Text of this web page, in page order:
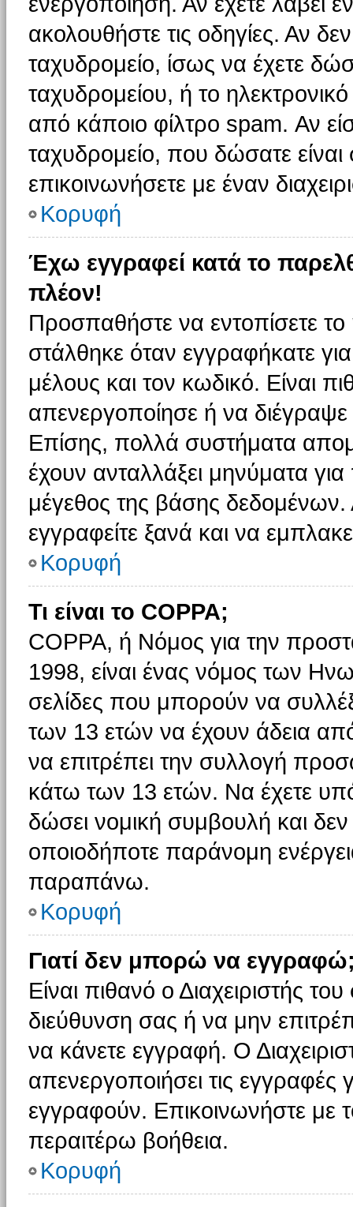
ακολουθήστε τις οδηγίες. Αν
ταχυδρομείο, ίσως να έχετε
ταχυδρομείου, ή το
από κάποιο φίλτρο spam. Αν
ταχυδρομείο, που δώσατε
επικοινωνήσετε με έναν
Κορυφή
Έχω εγγραφεί κατά το
πλέον!
Προσπαθήστε να εντοπίσετε
στάλθηκε όταν εγγραφήκατε
μέλους και τον κωδικό. Είναι
απενεργοποίησε ή να
Επίσης, πολλά συστήματα
έχουν ανταλλάξει μηνύματα
μέγεθος της βάσης
εγγραφείτε ξανά και να
Κορυφή
Τι είναι το COPPA;
COPPA, ή Νόμος για την
1998, είναι ένας νόμος των
σελίδες που μπορούν να
των 13 ετών να έχουν άδεια
να επιτρέπει την συλλογή
κάτω των 13 ετών. Να έχετε
δώσει νομική συμβουλή και δεν
οποιοδήποτε παράνομη
παραπάνω.
Κορυφή
Γιατί δεν μπορώ να
Είναι πιθανό ο Διαχειριστής
διεύθυνση σας ή να μην
να κάνετε εγγραφή. Ο
απενεργοποιήσει τις εγγραφές
εγγραφούν. Επικοινωνήστε με
περαιτέρω βοήθεια.
Κορυφή